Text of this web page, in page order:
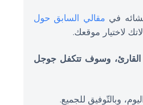
في مقالي السابق حول
لاختيار موقعك.
القارئ، وسوف تتكفل جوجل
وبالتّوفيق للجميع.